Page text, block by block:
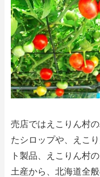
売店ではえこりん村
たシロップや、えこ
ト製品、えこりん村
土産から、北海道全